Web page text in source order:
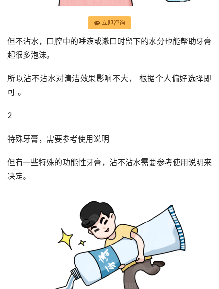
立即咨询
但不沾水，口腔中的唾液或漱口时留下的水分也能帮助牙膏
起很多泡沫。
所以沾不沾水对清洁效果影响不大， 根据个人偏好选择即
可 。
2
特殊牙膏，需要参考使用说明
但有一些特殊的功能性牙膏，沾不沾水需要参考使用说明来
决定。